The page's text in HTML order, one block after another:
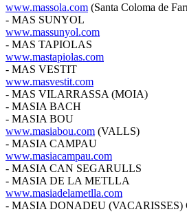
www.massola.com (Santa Coloma de
- MAS SUNYOL
www.massunyol.com
- MAS TAPIOLAS
www.mastapiolas.com
- MAS VESTIT
www.masvestit.com
- MAS VILARRASSA (MOIA)
- MASIA BACH
- MASIA BOU
www.masiabou.com (VALLS)
- MASIA CAMPAU
www.masiacampau.com
- MASIA CAN SEGARULLS
- MASIA DE LA METLLA
www.masiadelametlla.com
- MASIA DONADEU (VACARISSES)